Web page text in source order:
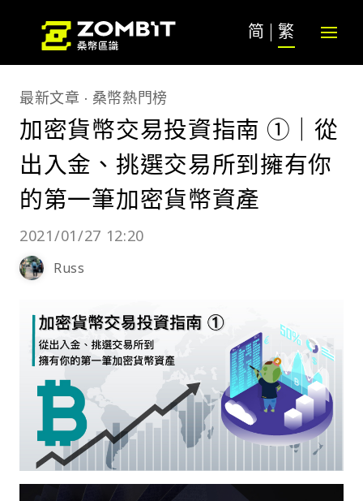
简 繁
最新文章 桑幣熱門榜
加密貨幣交易投資指南 ①｜從
出入金、挑選交易所到擁有你
的第一筆加密貨幣資產
2021/01/27 12:20
Russ